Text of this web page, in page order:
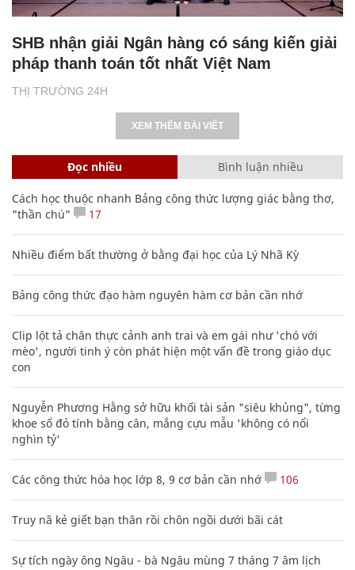
THỊ TRƯỜNG 24H
SHB nhận giải Ngân hàng có sáng kiến giải
pháp thanh toán tốt nhất Việt Nam
XEM THÊM BÀI VIẾT
Đọc nhiều Bình luận nhiều
Cách học thuộc nhanh Bảng công thức lượng giác bằng thơ,
"thần chú"
17
Nhiều điểm bất thường ở bằng đại học của Lý Nhã Kỳ
Bảng công thức đạo hàm nguyên hàm cơ bản cần nhớ
Clip lột tả chân thực cảnh anh trai và em gái như 'chó với
mèo', người tinh ý còn phát hiện một vấn đề trong giáo dục
con
Nguyễn Phương Hằng sở hữu khối tài sản "siêu khủng", từng
khoe sổ đỏ tính bằng cân, mắng cựu mẫu 'không có nổi
nghìn tỷ'
Các công thức hóa học lớp 8, 9 cơ bản cần nhớ 106
Truy nã kẻ giết bạn thân rồi chôn ngồi dưới bãi cát
Sự tích ngày ông Ngâu - bà Ngâu mùng 7 tháng 7 âm lịch